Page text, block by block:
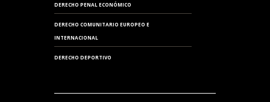
DERECHO PENAL ECONÓMICO
DERECHO COMUNITARIO EUROPEO E
INTERNACIONAL
DERECHO DEPORTIVO